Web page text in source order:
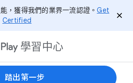
，獲得我們的業界一流認證。Get
Certified
學習中心
踏出第一步